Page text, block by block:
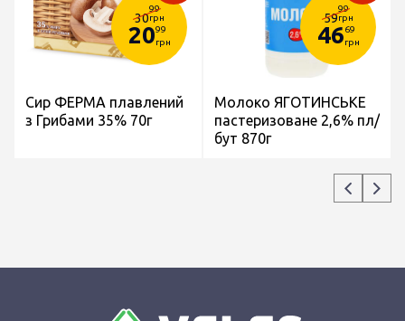
30
99
грн
2099
грн
Сир ФЕРМА плавлений
з Грибами 35% 70г
59
99
грн
4669
грн
Молоко ЯГОТИНСЬКЕ
пастеризоване 2,6% пл/
бут 870г